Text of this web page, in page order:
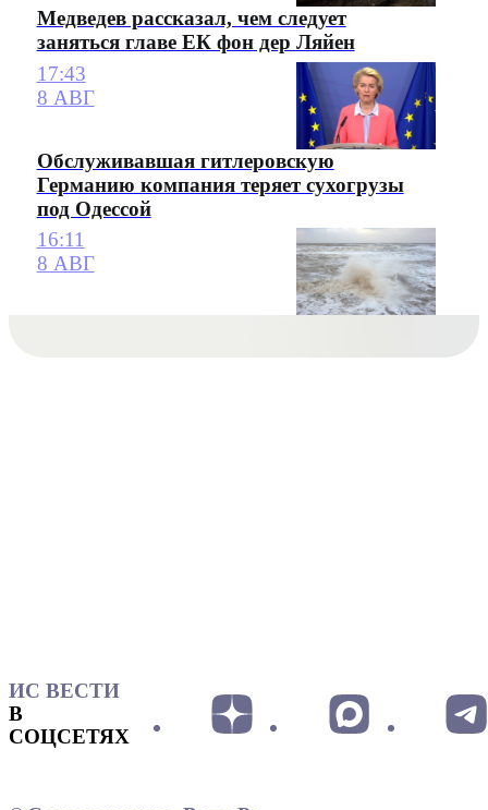
Медведев рассказал, чем следует
заняться главе ЕК фон дер Ляйен
17:43
8 АВГ
Обслуживавшая гитлеровскую
Германию компания теряет сухогрузы
под Одессой
16:11
8 АВГ
ИС ВЕСТИ
В
СОЦСЕТЯХ